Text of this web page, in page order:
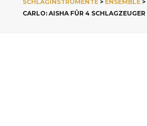
SCHLAGINSTRUMENTE> ENSEMBLE>
CARLO: AISHA FÜR 4 SCHLAGZEUGER